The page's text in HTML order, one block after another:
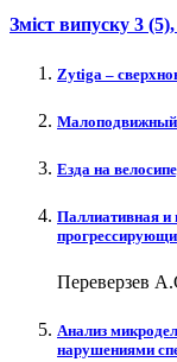
Зміст випуску 3 (5)
Zytiga –
Малоподвижный
Езда на
Паллиативная
Переверзев
Анализ
нарушениями